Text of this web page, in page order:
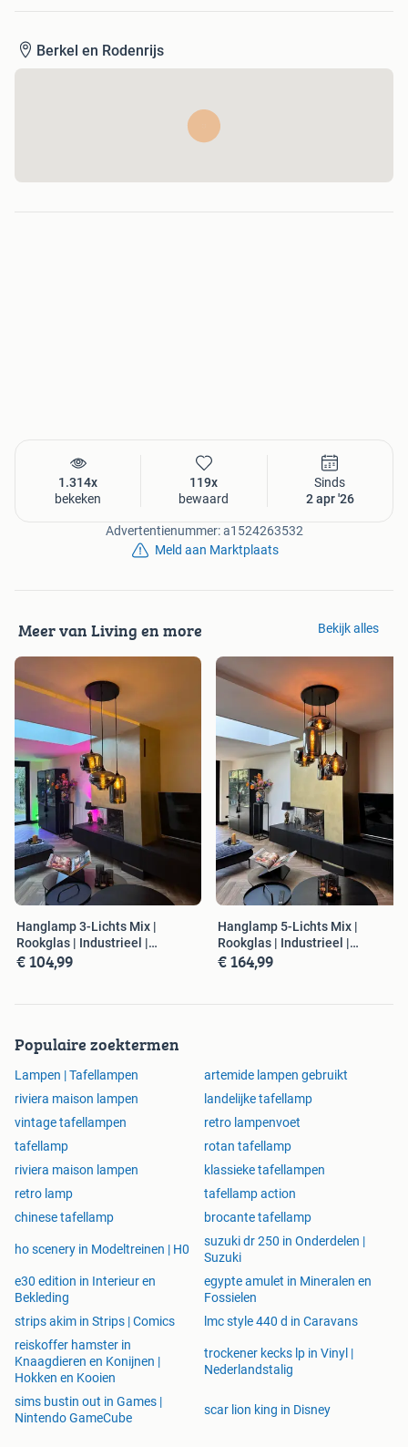
Berkel en Rodenrijs
1.314x
bekeken
119x
bewaard
Sinds
2 apr '26
Advertentienummer: a1524263532
Meld aan Marktplaats
Meer van Living en more Bekijk alles
Hanglamp 3-Lichts Mix |
Rookglas | Industrieel |
Woonkamer |
€ 104,99
Hanglamp 5-Lichts Mix |
Rookglas | Industrieel |
Woonkamer |
€ 164,99
Populaire zoektermen
Lampen | Tafellampen
artemide lampen gebruikt
riviera maison lampen
landelijke tafellamp
vintage tafellampen
retro lampenvoet
tafellamp
rotan tafellamp
riviera maison lampen
klassieke tafellampen
retro lamp
tafellamp action
chinese tafellamp
brocante tafellamp
ho scenery in Modeltreinen | H0
suzuki dr 250 in Onderdelen |
Suzuki
e30 edition in Interieur en
Bekleding
egypte amulet in Mineralen en
Fossielen
strips akim in Strips | Comics
lmc style 440 d in Caravans
reiskoffer hamster in
Knaagdieren en Konijnen |
Hokken en Kooien
trockener kecks lp in Vinyl |
Nederlandstalig
sims bustin out in Games |
Nintendo GameCube
scar lion king in Disney